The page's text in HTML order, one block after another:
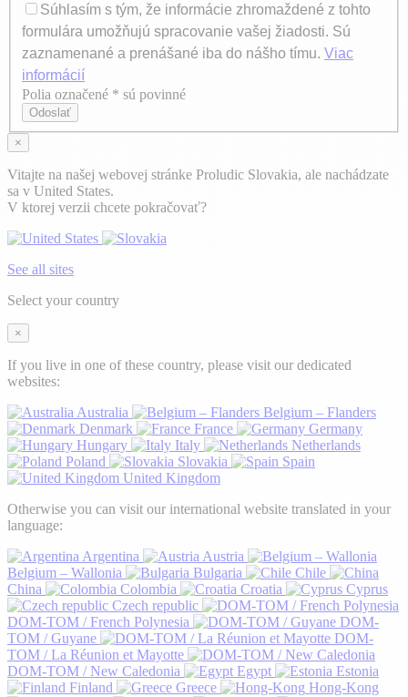
Súhlasím s tým, že informácie zhromaždené z tohto
formulára umožňujú spracovanie vašej žiadosti. Sú
zaznamenané a prenášané iba do nášho tímu. Viac
informácií
Axeptio consent
Polia označené * sú povinné
Odoslať
×
Vitajte na našej webovej stránke Proludic Slovakia, ale nachádzate
sa v United States.
V ktorej verzii chcete pokračovať?
See all sites
Select your country
×
If you live in one of these country, please visit our dedicated
websites:
Australia
Belgium – Flanders
Denmark
France
Germany
Hungary
Italy
Netherlands
Poland
Slovakia
Spain
United Kingdom
Otherwise you can visit our international website translated in your
language:
Argentina
Austria
Belgium – Wallonia
Bulgaria
Chile
China
Colombia Croatia
Cyprus
Czech republic
DOM-TOM / French Polynesia
DOM-
TOM / Guyane
DOM-
TOM / La Réunion et Mayotte
DOM-TOM / New Caledonia
Egypt
Estonia
Finland
Greece
Hong-Kong